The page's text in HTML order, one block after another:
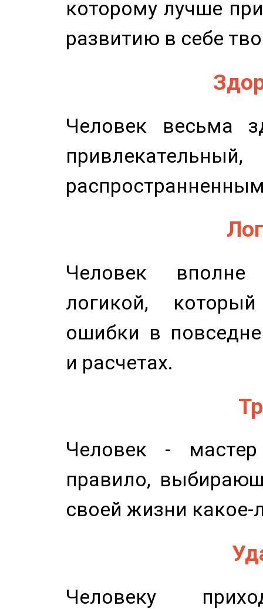
которому лучше
развитию в себе
Человек весьма
Человек
логикой,
ошибки в
и расчетах.
Человек -
правило,
своей жизни какое-
Человеку